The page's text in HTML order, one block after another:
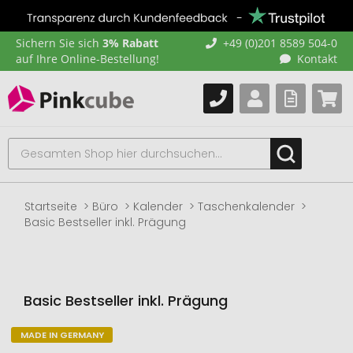
Sichern Sie sich 3% Rabatt
auf Ihre Online-Bestellung!
+49 (0)201 8589 504-0
Kontakt
Startseite Büro Kalender
Taschenkalender
Basic Bestseller inkl. Prägung
Basic Bestseller inkl. Prägung
Zum
MADE IN GERMANY